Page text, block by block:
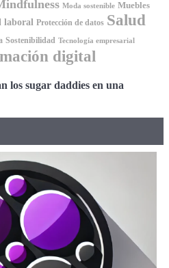
Moda sostenible Muebles
laboral Protección de datos Salud
Sostenibilidad Tecnología empresarial
digital
los sugar daddies en una